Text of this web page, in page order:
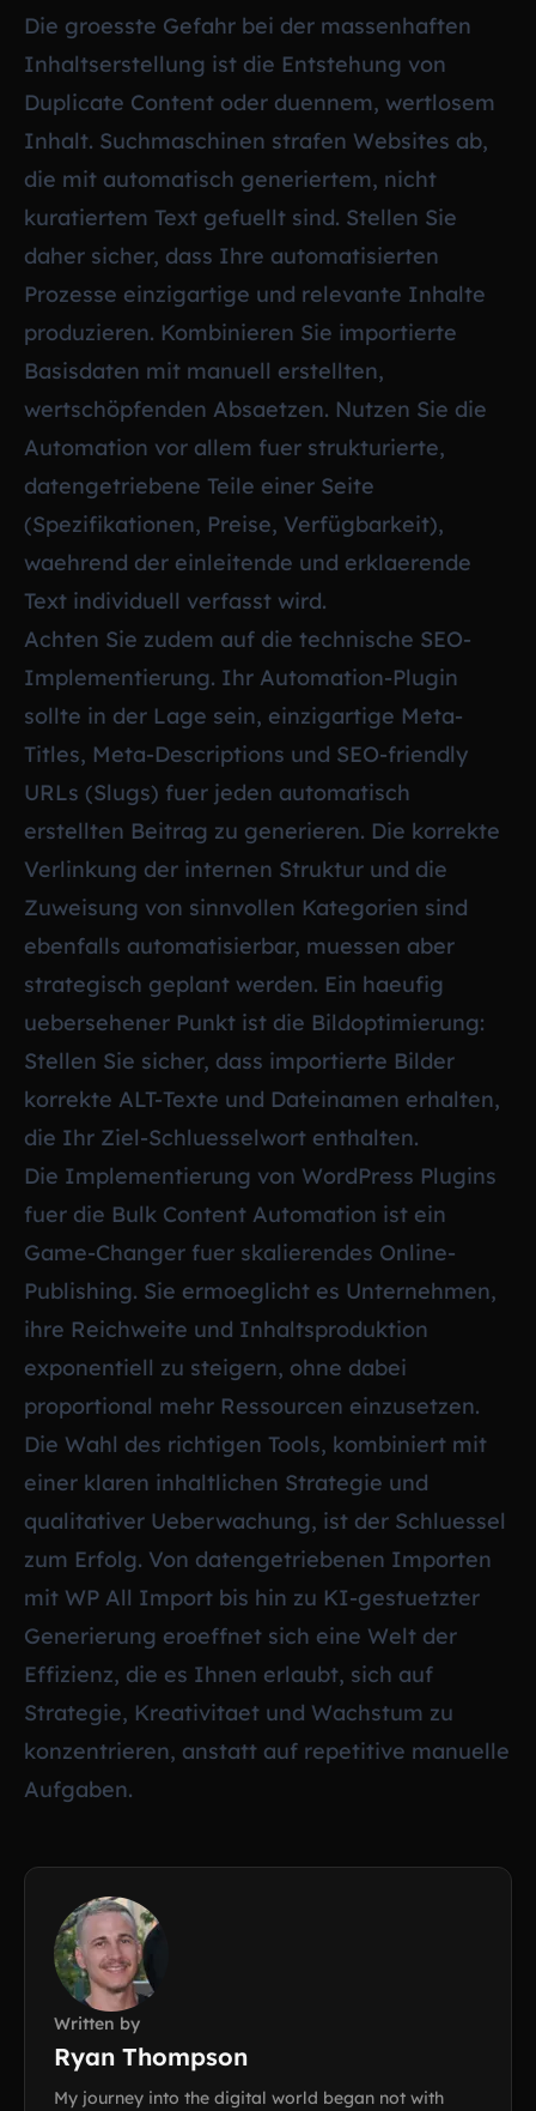
Die groesste Gefahr bei der massenhaften
Inhaltserstellung ist die Entstehung von
Duplicate Content oder duennem, wertlosem
Inhalt. Suchmaschinen strafen Websites ab,
die mit automatisch generiertem, nicht
kuratiertem Text gefuellt sind. Stellen Sie
daher sicher, dass Ihre automatisierten
Prozesse einzigartige und relevante Inhalte
produzieren. Kombinieren Sie importierte
Basisdaten mit manuell erstellten,
wertschöpfenden Absaetzen. Nutzen Sie die
Automation vor allem fuer strukturierte,
datengetriebene Teile einer Seite
(Spezifikationen, Preise, Verfügbarkeit),
waehrend der einleitende und erklaerende
Text individuell verfasst wird.
Achten Sie zudem auf die technische SEO-
Implementierung. Ihr Automation-Plugin
sollte in der Lage sein, einzigartige Meta-
Titles, Meta-Descriptions und SEO-friendly
URLs (Slugs) fuer jeden automatisch
erstellten Beitrag zu generieren. Die korrekte
Verlinkung der internen Struktur und die
Zuweisung von sinnvollen Kategorien sind
ebenfalls automatisierbar, muessen aber
strategisch geplant werden. Ein haeufig
uebersehener Punkt ist die Bildoptimierung:
Stellen Sie sicher, dass importierte Bilder
korrekte ALT-Texte und Dateinamen erhalten,
die Ihr Ziel-Schluesselwort enthalten.
Die Implementierung von WordPress Plugins
fuer die Bulk Content Automation ist ein
Game-Changer fuer skalierendes Online-
Publishing. Sie ermoeglicht es Unternehmen,
ihre Reichweite und Inhaltsproduktion
exponentiell zu steigern, ohne dabei
proportional mehr Ressourcen einzusetzen.
Die Wahl des richtigen Tools, kombiniert mit
einer klaren inhaltlichen Strategie und
qualitativer Ueberwachung, ist der Schluessel
zum Erfolg. Von datengetriebenen Importen
mit WP All Import bis hin zu KI-gestuetzter
Generierung eroeffnet sich eine Welt der
Effizienz, die es Ihnen erlaubt, sich auf
Strategie, Kreativitaet und Wachstum zu
konzentrieren, anstatt auf repetitive manuelle
Aufgaben.
Written by
Ryan Thompson
My journey into the digital world began not with